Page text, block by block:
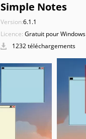
Simple Notes
Version:6.1.1
Licence: Gratuit pour Windows
1232 téléchargements